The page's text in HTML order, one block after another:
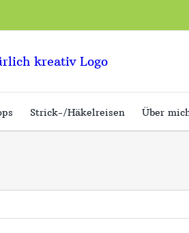
Strick-/Häkelreisen Über